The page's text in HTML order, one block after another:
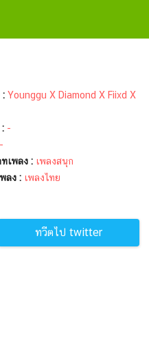
: Younggu X Diamond X Fiixd X
-
-
ทเพลง : เพลงสนุก
ลง : เพลงไทย
ทวีตไป twitter